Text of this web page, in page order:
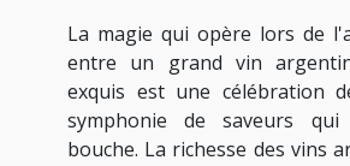
des plats
La magie qui opère lors de
entre un grand vin
exquis est une célébration
symphonie de saveurs
bouche. La richesse des vins